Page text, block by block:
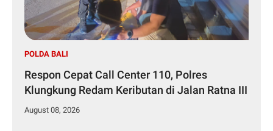
POLDA BALI
Respon Cepat Call Center 110, Polres
Klungkung Redam Keributan di Jalan Ratna III
August 08, 2026